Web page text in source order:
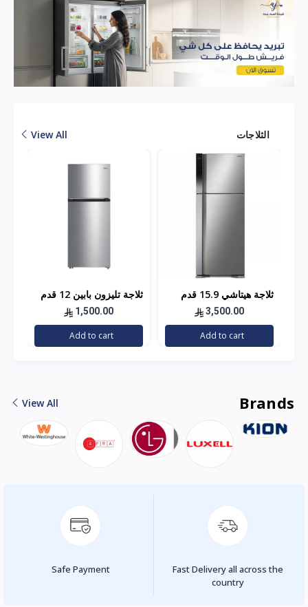
الثلاجات View All
ثلاجة تليزون بابين 12 قدم
مكعب – فضي
1,500.00
Add to cart
ثلاجة هيتاشي 15.9 قدم
3,500.00
Add to cart
Brands
View All
Fast Delivery all across the
country
Safe Payment